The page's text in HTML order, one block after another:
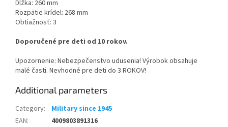
Dĺžka: 260 mm
Rozpätie krídel: 268 mm
Obtiažnosť: 3
Doporučené pre deti od 10 rokov.
Upozornenie: Nebezpečenstvo udusenia! Výrobok obsahuje
malé časti. Nevhodné pre deti do 3 ROKOV!
Additional parameters
Category:
Military since 1945
EAN:
4009803891316